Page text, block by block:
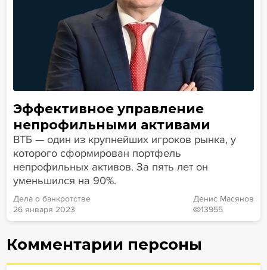
Эффективное управление
непрофильными активами
ВТБ — один из крупнейших игроков рынка, у
которого сформирован портфель
непрофильных активов. За пять лет он
уменьшился на 90%.
Дела о банкротстве
26 января 2023
Денис Масянов
13955
Комментарии персоны